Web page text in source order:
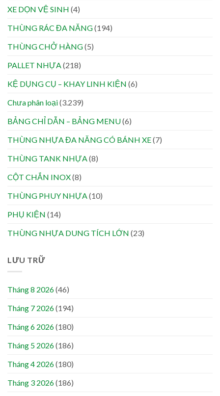
XE DỌN VỆ SINH (4)
THÙNG RÁC ĐA NĂNG(194)
THÙNG CHỞ HÀNG(5)
PALLET NHỰA (218)
KỆ DỤNG CỤ – KHAY LINH KIỆN (6)
Chưa phân loại(3.239)
BẢNG CHỈ DẪN – BẢNG MENU(6)
THÙNG NHỰA ĐA NĂNG CÓ BÁNH XE(7)
THÙNG TANK NHỰA (8)
CỘT CHẮN INOX(8)
THÙNG PHUY NHỰA (10)
PHỤ KIỆN (14)
THÙNG NHỰA DUNG TÍCH LỚN (23)
LƯU TRỮ
Tháng 8 2026(46)
Tháng 7 2026(194)
Tháng 6 2026(180)
Tháng 5 2026(186)
Tháng 4 2026(180)
Tháng 3 2026(186)